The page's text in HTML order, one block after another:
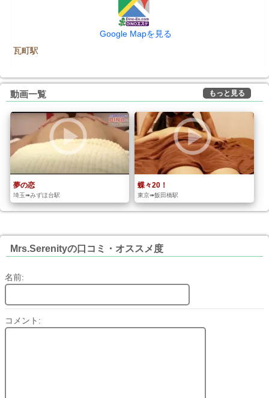
Google Mapを見る
瓦町駅
動画一覧 もっと見る
夢の恋
埼玉➠みずほ台駅
蝶々20！
東京➠飯田橋駅
Mrs.Serenityの口コミ・オススメ度
名前:
コメント: